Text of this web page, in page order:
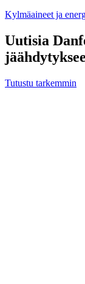
Kylmäaineet ja
Uutisia
Tutustu tarkemmin